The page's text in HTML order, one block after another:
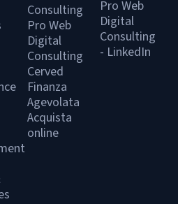
Consulting
Pro Web
Digital
Consulting
Cerved
Finanza
Agevolata
Acquista
online
Pro Web
Digital
Consulting
- LinkedIn